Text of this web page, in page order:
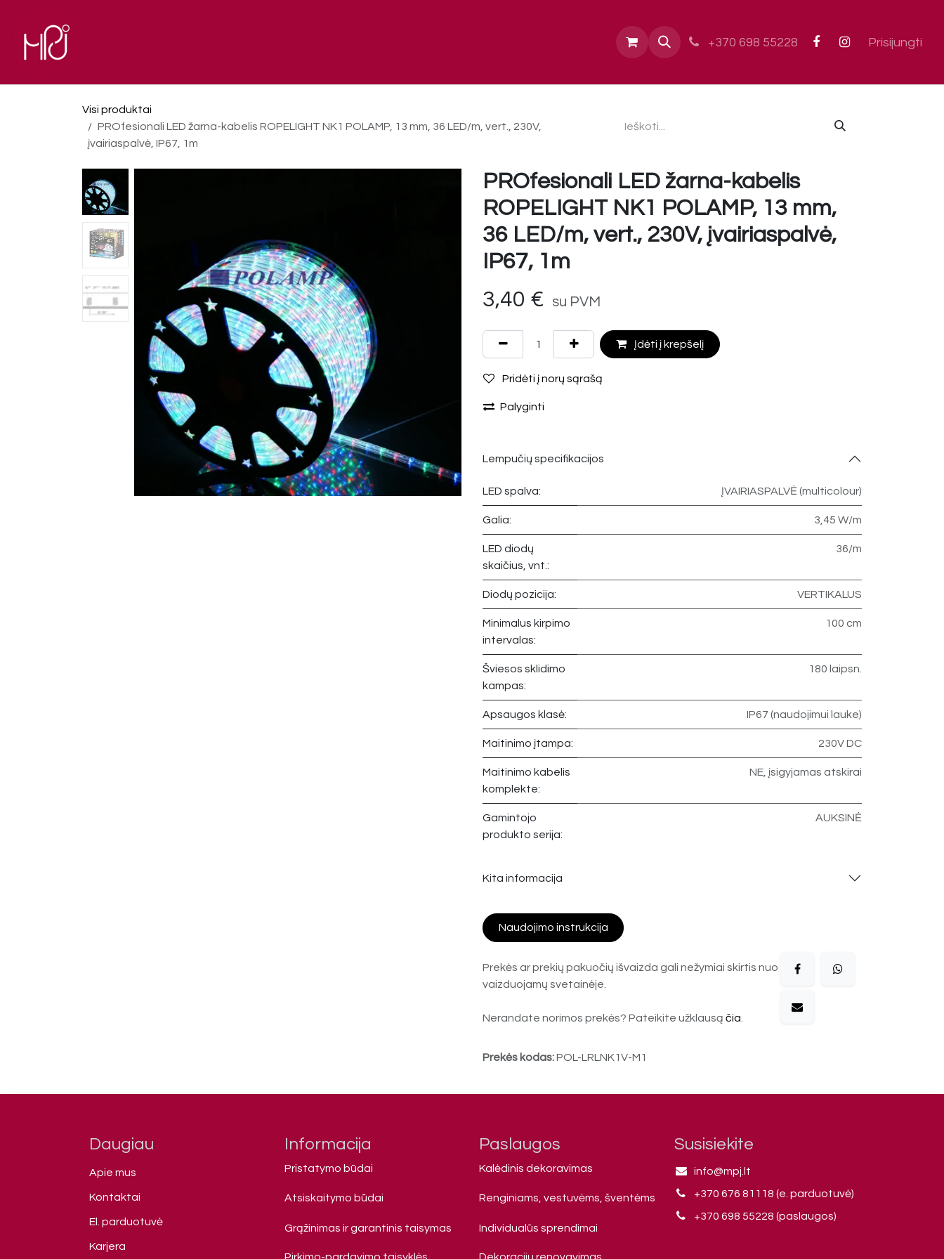
Kontaktai +370 698 55228 Prisijungti
Visi produktai
PROfesionali LED žarna-kabelis ROPELIGHT NK1 POLAMP, 13 mm, 36 LED/m, vert., 230V,
įvairiaspalvė, IP67, 1m
PROfesionali LED žarna-kabelis
ROPELIGHT NK1 POLAMP, 13 mm,
36 LED/m, vert., 230V, įvairiaspalvė,
IP67, 1m
3,40 € su PVM
Įdėti į krepšelį
Pridėti į norų sąrašą
Palyginti
Lempučių specifikacijos
LED spalva: ĮVAIRIASPALVĖ (multicolour)
Galia: 3,45 W/m
LED diodų
skaičius, vnt.:
36/m
Diodų pozicija: VERTIKALUS
Minimalus kirpimo
intervalas:
100 cm
Šviesos sklidimo
kampas:
180 laipsn.
Apsaugos klasė: IP67 (naudojimui lauke)
Maitinimo įtampa: 230V DC
Maitinimo kabelis
komplekte:
NE, įsigyjamas atskirai
Gamintojo
produkto serija:
AUKSINĖ
Kita informacija
Naudojimo instrukcija
Prekės ar prekių pakuočių išvaizda gali nežymiai skirtis nuo
vaizduojamų svetainėje.
Nerandate norimos prekės? Pateikite užklausą čia
Prekės kodas:POL-LRLNK1V-M1
Daugiau
Apie mus
Kontaktai
El. parduotuvė
Karjera
Informacija
Pristatymo būdai
Atsiskaitymo būdai
Grąžinimas ir garantinis taisymas
Paslaugos
Kalėdinis dekoravimas
Renginiams, vestuvėms, šventėms
Individualūs sprendimai
Susisiekite
info@mpj.lt
+370 676 81118 (e. parduotuvė)
+370 698 55228 (paslaugos)